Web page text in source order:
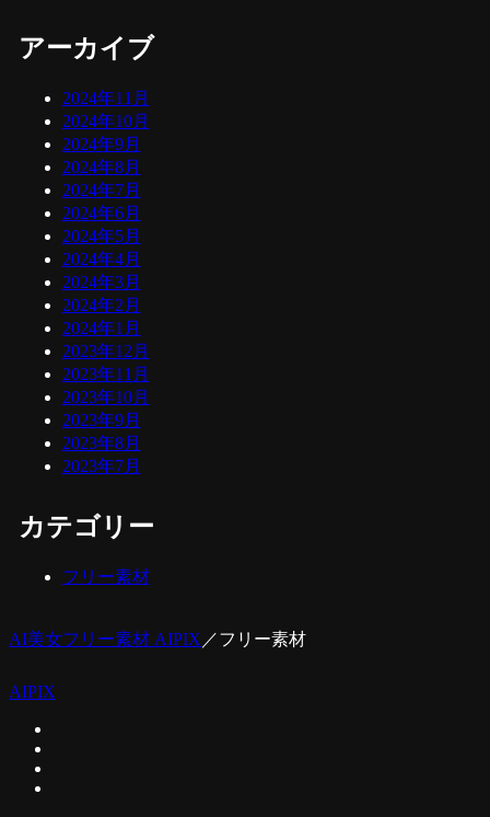
アーカイブ
2024年11月
2024年10月
2024年9月
2024年8月
2024年7月
2024年6月
2024年5月
2024年4月
2024年3月
2024年2月
2024年1月
2023年12月
2023年11月
2023年10月
2023年9月
2023年8月
2023年7月
カテゴリー
フリー素材
AI美女フリー素材 AIPIX ／フリー素材
AIPIX